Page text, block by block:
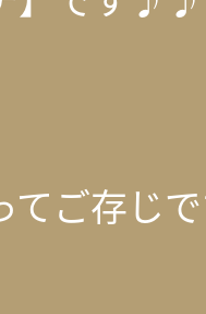
てご存じ